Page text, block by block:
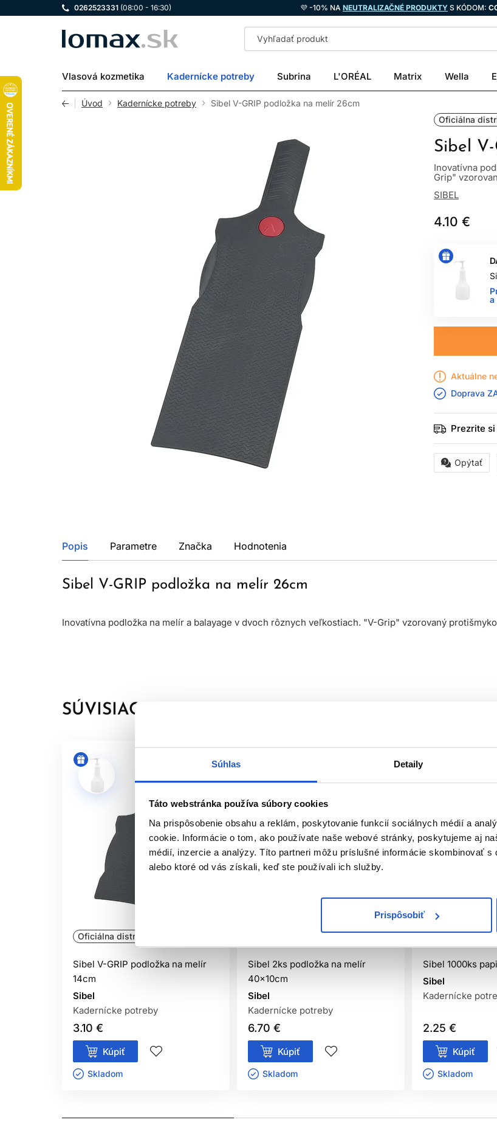
Súhlas Detaily
Táto webstránka používa súbory cookies
Na prispôsobenie obsahu a reklám, poskytovanie funkcií sociálnych médií a
cookie. Informácie o tom, ako používate naše webové stránky, poskytujeme aj
médií, inzercie a analýzy. Títo partneri môžu príslušné informácie skombinovať
alebo ktoré od vás získali, keď ste používali ich služby.
Prispôsobiť
0262523331 (08:00 - 16:30) 💜 -10% NA NEUTRALIZAČNÉ PRODUKTY S KÓDOM:
LOMAX
Vlasová kozmetika Kadernícke potreby Subrina L'ORÉAL Matrix Wella
Úvod Kadernícke potreby
Sibel V-GRIP podložka na melír 26cm
Oficiálna
Sibel
Inovatívna
Grip"
SIBEL
4.10 €
a
Aktuálne
Doprava
Prezrite
Opýtať
Popis Parametre Značka Hodnotenia
Sibel V-GRIP podložka na melír 26cm
Inovatívna podložka na melír a balayage v dvoch rôznych veľkostiach. "V-Grip" vzorovaný
SÚVISIACE PRODUKTY
Oficiálna distribúcia
Sibel V-GRIP podložka na melír
14cm
Sibel
Kadernícke potreby
3.10 €
Kúpiť
Skladom ㅤ
Oficiálna distribúcia
Sibel 2ks podložka na melír
40x10cm
Sibel
Kadernícke potreby
6.70 €
Kúpiť
Skladom ㅤ
Oficiálna
Sibel 1000ks
Sibel
Kadernícke
2.25 €
Kúpiť
Skladom ㅤ